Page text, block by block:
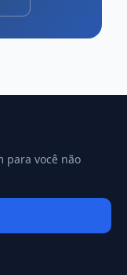
para você não